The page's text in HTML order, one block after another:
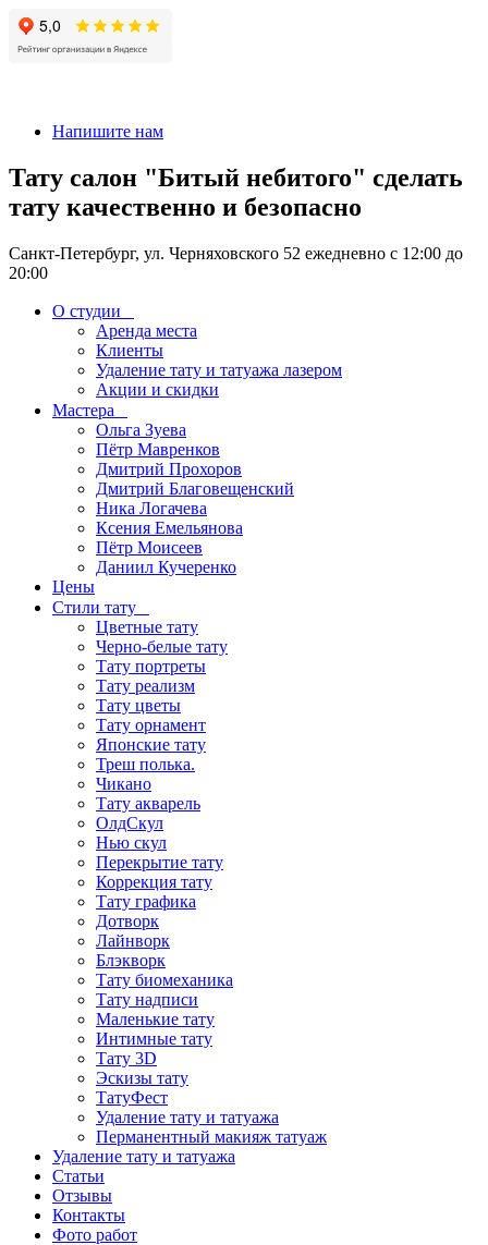
Напишите нам
Тату салон "Битый небитого" сделать
тату качественно и безопасно
Санкт-Петербург, ул. Черняховского 52 ежедневно с 12:00 до
20:00
О студии
Аренда места
Клиенты
Удаление тату и татуажа лазером
Акции и скидки
Мастера
Ольга Зуева
Пётр Мавренков
Дмитрий Прохоров
Дмитрий Благовещенский
Ника Логачева
Ксения Емельянова
Пётр Моисеев
Даниил Кучеренко
Цены
Стили тату
Цветные тату
Черно-белые тату
Тату портреты
Тату реализм
Тату цветы
Тату орнамент
Японские тату
Треш полька.
Чикано
Тату акварель
ОлдСкул
Нью скул
Перекрытие тату
Коррекция тату
Тату графика
Дотворк
Лайнворк
Блэкворк
Тату биомеханика
Тату надписи
Маленькие тату
Интимные тату
Тату 3D
Эскизы тату
ТатуФест
Удаление тату и татуажа
Перманентный макияж татуаж
Удаление тату и татуажа
Статьи
Отзывы
Контакты
Фото работ